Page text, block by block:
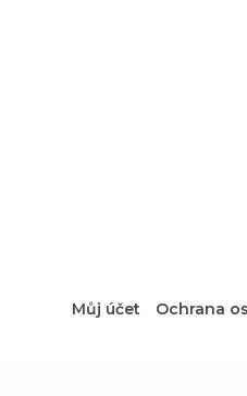
Můj účet Ochrana